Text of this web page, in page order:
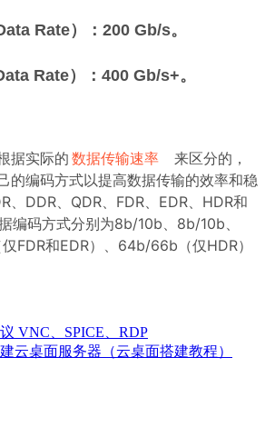
Rate）：200 Gb/s。
Rate）：400 Gb/s+。
据实际的 数据传输速率
来区分的，
的编码方式以提高数据传输的效率和稳
、DDR、QDR、FDR、EDR、HDR和
编码方式分别为8b/10b、8b/10b、
FDR和EDR）、64b/66b（仅HDR）
VNC、SPICE、RDP
云桌面服务器（云桌面搭建教程）